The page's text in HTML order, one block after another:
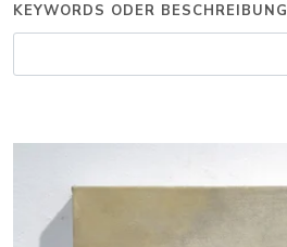
KEYWORDS ODER BESCHREIBUNG